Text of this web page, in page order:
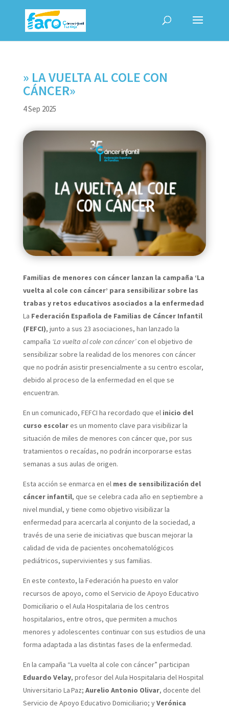
» LA VUELTA AL COLE CON
CÁNCER»
4 Sep 2025
Familias de menores con cáncer lanzan la campaña ‘La
vuelta al cole con cáncer’ para sensibilizar sobre las
trabas y retos educativos asociados a la enfermedad
La Federación Española de Familias de Cáncer Infantil
(FEFCI), junto a sus 23 asociaciones, han lanzado la
campaña ‘La vuelta al cole con cáncer’con el objetivo de
sensibilizar sobre la realidad de los menores con cáncer
que no podrán asistir presencialmente a su centro escolar,
debido al proceso de la enfermedad en el que se
encuentran.
En un comunicado, FEFCI ha recordado que el inicio del
curso escolares un momento clave para visibilizar la
situación de miles de menores con cáncer que, por sus
tratamientos o recaídas, no podrán incorporarse estas
semanas a sus aulas de origen.
Esta acción se enmarca en el mes de sensibilización del
cáncer infantil, que se celebra cada año en septiembre a
nivel mundial, y tiene como objetivo visibilizar la
enfermedad para acercarla al conjunto de la sociedad, a
través de una serie de iniciativas que buscan mejorar la
calidad de vida de pacientes oncohematológicos
pediátricos, supervivientes y sus familias.
En este contexto, la Federación ha puesto en valor
recursos de apoyo, como el Servicio de Apoyo Educativo
Domiciliario o el Aula Hospitalaria de los centros
hospitalarios, entre otros, que permiten a muchos
menores y adolescentes continuar con sus estudios de una
forma adaptada a las distintas fases de la enfermedad.
En la campaña “La vuelta al cole con cáncer” participan
Eduardo Velay, profesor del Aula Hospitalaria del Hospital
Universitario La Paz; Aurelio Antonio Olivar, docente del
Servicio de Apoyo Educativo Domiciliario; yVerónica